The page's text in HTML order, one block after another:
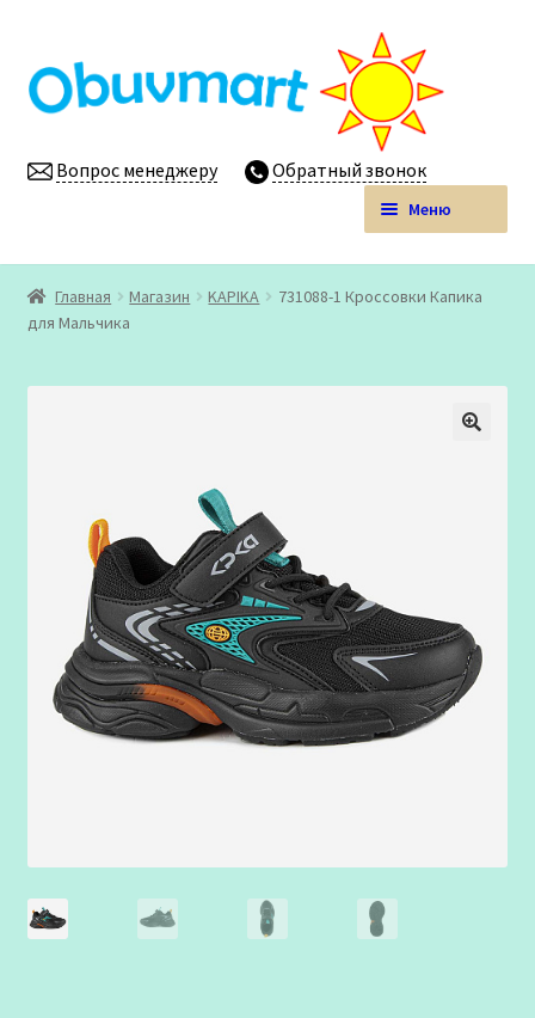
к
навигации
к
содержимому
Вопрос менеджеру Обратный звонок
Меню
Obuvmart.pro | Детская обувь мелким оптом
Магазин
меню
Личный кабинет
Главная Магазин KAPIKA
731088-1 Кроссовки Капика
для Мальчика